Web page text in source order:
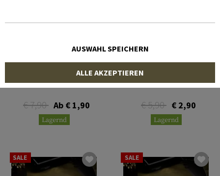
INVADER GEAR
Shackle Bracelet
€ 7,90 Ab € 1,90
Lagernd
INVADER GEAR
Survival Bracelet
€ 5,90 € 2,90
Lagernd
SALE SALE
AUSWAHL SPEICHERN
ALLE AKZEPTIEREN